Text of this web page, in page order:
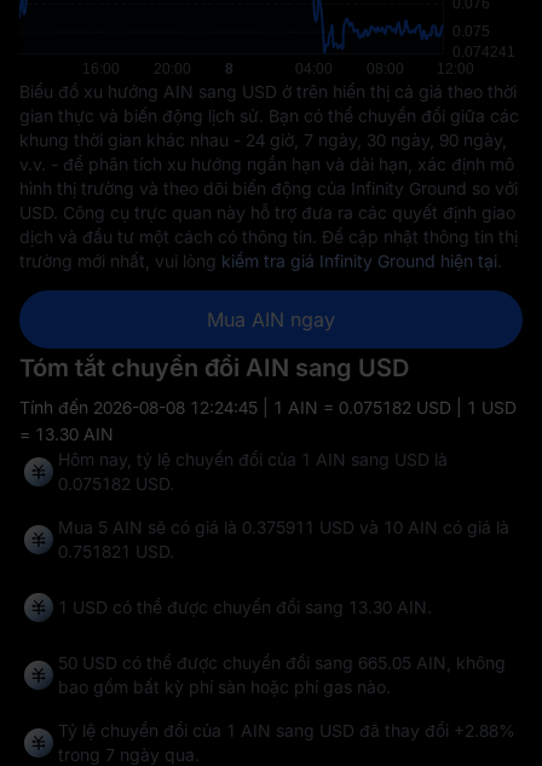
Biểu đồ xu hướng AIN sang USD ở trên hiển thị cả giá theo thời
gian thực và biến động lịch sử. Bạn có thể chuyển đổi giữa các
khung thời gian khác nhau - 24 giờ, 7 ngày, 30 ngày, 90 ngày,
v.v. - để phân tích xu hướng ngắn hạn và dài hạn, xác định mô
hình thị trường và theo dõi biến động của Infinity Ground so với
USD. Công cụ trực quan này hỗ trợ đưa ra các quyết định giao
dịch và đầu tư một cách có thông tin. Để cập nhật thông tin thị
trường mới nhất, vui lòng kiểm tra giá Infinity Ground hiện tại.
Mua AIN ngay
Tóm tắt chuyển đổi AIN sang USD
Tính đến 2026-08-08 12:24:45 | 1 AIN = 0.075182 USD | 1 USD
= 13.30 AIN
Hôm nay, tỷ lệ chuyển đổi của 1 AIN sang USD là
0.075182 USD.
Mua 5 AIN sẽ có giá là 0.375911 USD và 10 AIN có giá là
0.751821 USD.
1 USD có thể được chuyển đổi sang 13.30 AIN.
50 USD có thể được chuyển đổi sang 665.05 AIN, không
bao gồm bất kỳ phí sàn hoặc phí gas nào.
Tỷ lệ chuyển đổi của 1 AIN sang USD đã thay đổi +2.88%
trong 7 ngày qua.